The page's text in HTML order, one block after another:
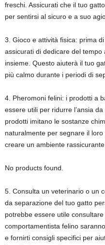
freschi. Assicurati che il tuo
per sentirsi al sicuro e a suo
3. Gioco e attività fisica: prima
assicurati di dedicare del
insieme. Questo aiuterà il tuo
più calmo durante i periodi di
4. Pheromoni felini: i prodotti a
essere utili per ridurre l’ansia
prodotti imitano le sostanze
naturalmente per segnare il
creare un ambiente
No products found.
5. Consulta un veterinario o un
da separazione del tuo gatto
potrebbe essere utile
comportamentista felino
e fornirti consigli specifici per